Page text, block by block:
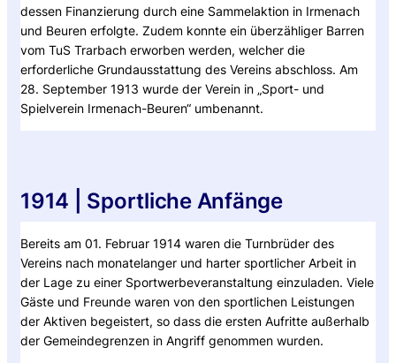
dessen Finanzierung durch eine Sammelaktion in Irmenach
und Beuren erfolgte. Zudem konnte ein überzähliger Barren
vom TuS Trarbach erworben werden, welcher die
erforderliche Grundausstattung des Vereins abschloss. Am
28. September 1913 wurde der Verein in „Sport- und
Spielverein Irmenach-Beuren“ umbenannt.
1914 | Sportliche Anfänge
Bereits am 01. Februar 1914 waren die Turnbrüder des
Vereins nach monatelanger und harter sportlicher Arbeit in
der Lage zu einer Sportwerbeveranstaltung einzuladen. Viele
Gäste und Freunde waren von den sportlichen Leistungen
der Aktiven begeistert, so dass die ersten Aufritte außerhalb
der Gemeindegrenzen in Angriff genommen wurden.